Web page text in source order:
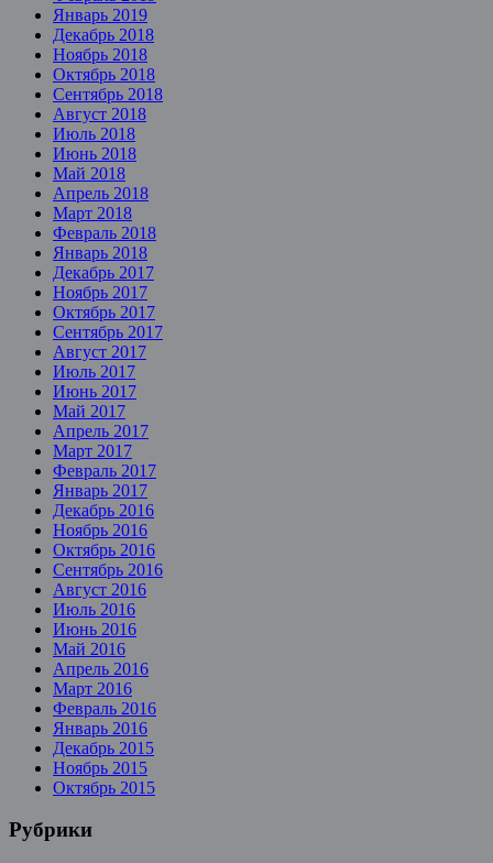
Январь 2019
Декабрь 2018
Ноябрь 2018
Октябрь 2018
Сентябрь 2018
Август 2018
Июль 2018
Июнь 2018
Май 2018
Апрель 2018
Март 2018
Февраль 2018
Январь 2018
Декабрь 2017
Ноябрь 2017
Октябрь 2017
Сентябрь 2017
Август 2017
Июль 2017
Июнь 2017
Май 2017
Апрель 2017
Март 2017
Февраль 2017
Январь 2017
Декабрь 2016
Ноябрь 2016
Октябрь 2016
Сентябрь 2016
Август 2016
Июль 2016
Июнь 2016
Май 2016
Апрель 2016
Март 2016
Февраль 2016
Январь 2016
Декабрь 2015
Ноябрь 2015
Октябрь 2015
Рубрики